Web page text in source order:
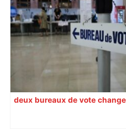
Après la fusion avec la liste PS
Toulouse, le candidat LFI
dynamique qui nous oblige à
responsabilité" – Franceinfo
deux bureaux de vote